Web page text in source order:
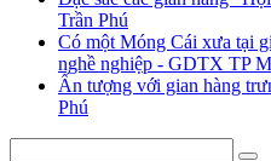
Trần Phú
Có một Móng Cái xưa tại
nghề nghiệp - GDTX TP
Ấn tượng với gian hàng
Phú